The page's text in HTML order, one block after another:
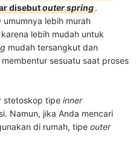
disebutouter spring.
umumnya lebih murah
karena lebih mudah untuk
mudah tersangkut dan
sesuatu saat proses
stetoskop tipe inner
Namun, jika Anda mencari
di rumah, tipe outer